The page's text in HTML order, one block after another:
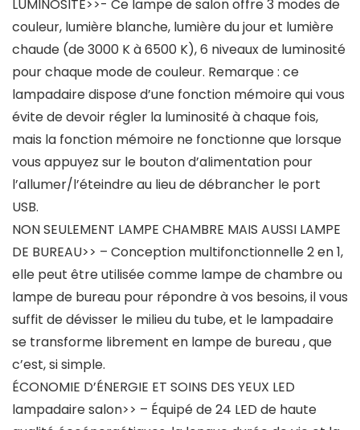
LUMINOSITÉ>>- Ce lampe de salon offre 3 modes de
couleur, lumière blanche, lumière du jour et lumière
chaude (de 3000 K à 6500 K), 6 niveaux de luminosité
pour chaque mode de couleur. Remarque : ce
lampadaire dispose d’une fonction mémoire qui vous
évite de devoir régler la luminosité à chaque fois,
mais la fonction mémoire ne fonctionne que lorsque
vous appuyez sur le bouton d’alimentation pour
l’allumer/l’éteindre au lieu de débrancher le port
USB.
NON SEULEMENT LAMPE CHAMBRE MAIS AUSSI LAMPE
DE BUREAU>> – Conception multifonctionnelle 2 en 1,
elle peut être utilisée comme lampe de chambre ou
lampe de bureau pour répondre à vos besoins, il vous
suffit de dévisser le milieu du tube, et le lampadaire
se transforme librement en lampe de bureau , que
c’est, si simple.
ÉCONOMIE D’ÉNERGIE ET SOINS DES YEUX LED
lampadaire salon>> – Équipé de 24 LED de haute